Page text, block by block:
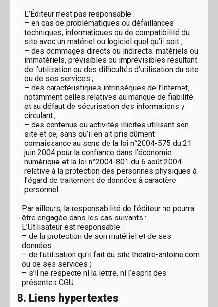
L’Éditeur n’est pas responsable :
– en cas de problématiques ou défaillances
techniques, informatiques ou de compatibilité du
site avec un matériel ou logiciel quel qu’il soit ;
– des dommages directs ou indirects, matériels ou
immatériels, prévisibles ou imprévisibles résultant
de l’utilisation ou des difficultés d’utilisation du site
ou de ses services ;
– des caractéristiques intrinsèques de l’Internet,
notamment celles relatives au manque de fiabilité
et au défaut de sécurisation des informations y
circulant ;
– des contenus ou activités illicites utilisant son
site et ce, sans qu’il en ait pris dûment
connaissance au sens de la loi n°2004-575 du 21
juin 2004 pour la confiance dans l’économie
numérique et la loi n°2004-801 du 6 août 2004
relative à la protection des personnes physiques à
l’égard de traitement de données à caractère
personnel.
Par ailleurs, la responsabilité de l’éditeur ne pourra
être engagée dans les cas suivants :
L’Utilisateur est responsable :
– de la protection de son matériel et de ses
données ;
– de l’utilisation qu’il fait du site theatre-antoine.com
ou de ses services ;
– s’il ne respecte ni la lettre, ni l’esprit des
présentes CGU.
8. Liens hypertextes